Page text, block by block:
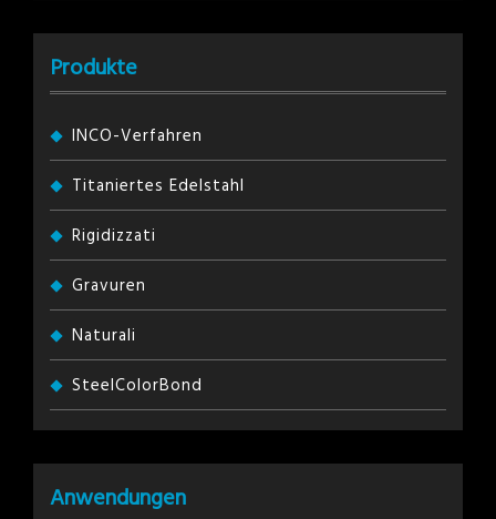
Produkte
INCO-Verfahren
Titaniertes Edelstahl
Rigidizzati
Gravuren
Naturali
SteelColorBond
Anwendungen